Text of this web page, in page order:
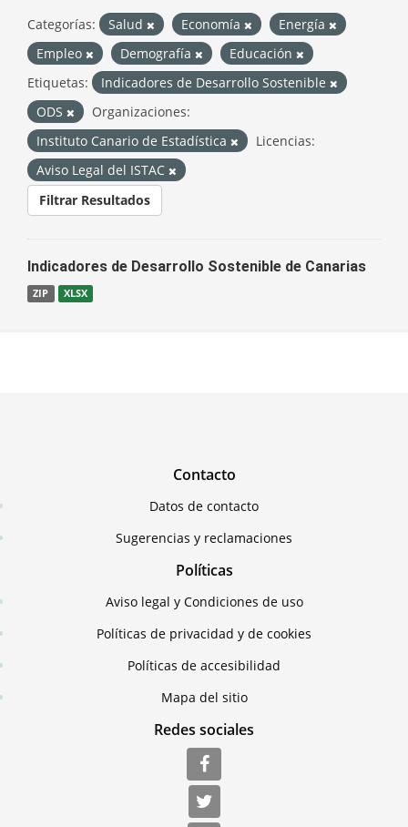
Categorías: Salud Economía
Energía
Empleo
Demografía
Educación
Etiquetas:
Indicadores de Desarrollo Sostenible
ODS
Organizaciones:
Instituto Canario de Estadística
Licencias:
Aviso Legal del ISTAC
Filtrar Resultados
Indicadores de Desarrollo Sostenible de Canarias
ZIP XLSX
Contacto
Datos de contacto
Sugerencias y reclamaciones
Políticas
Aviso legal y Condiciones de uso
Políticas de privacidad y de cookies
Políticas de accesibilidad
Mapa del sitio
Redes sociales